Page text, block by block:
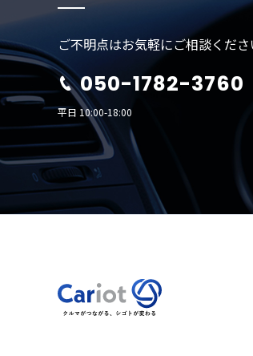
ご不明点はお気軽にご相談くださ
050-1782-3760
平日 10:00-18:00